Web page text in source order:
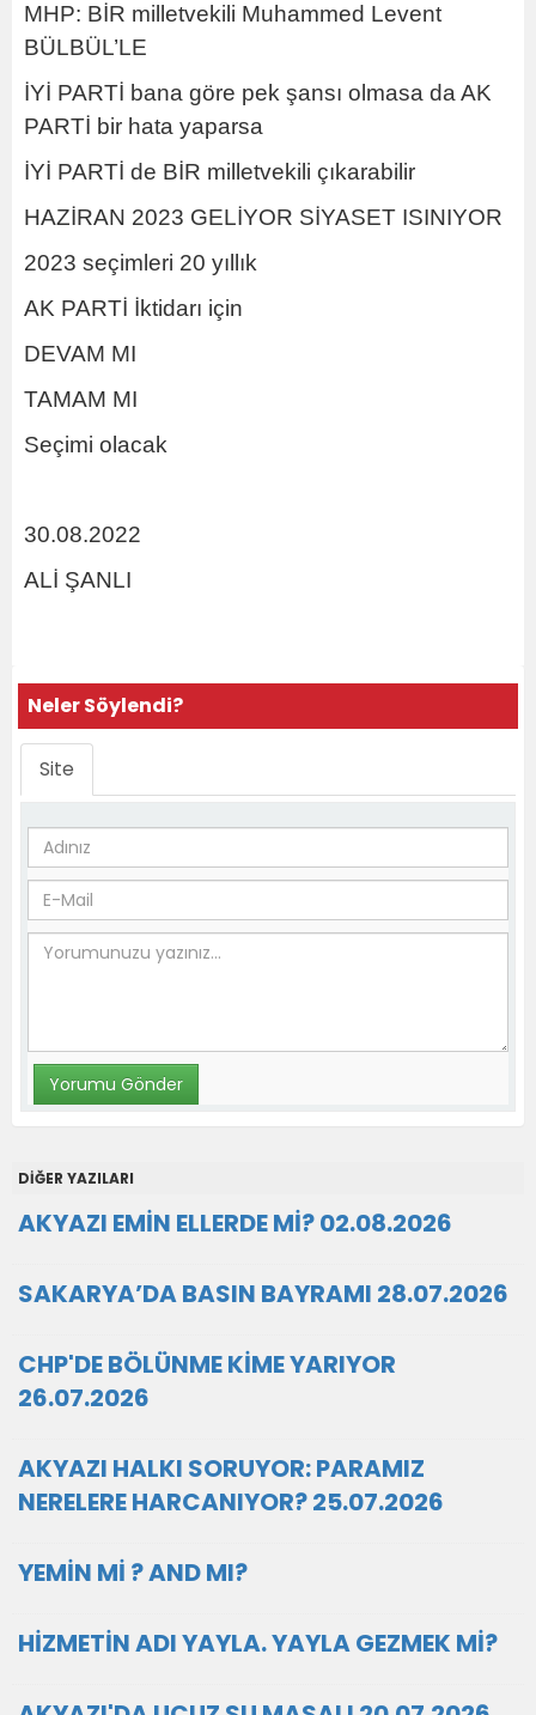
MHP: BİR milletvekili Muhammed Levent
BÜLBÜL’LE
İYİ PARTİ bana göre pek şansı olmasa da AK
PARTİ bir hata yaparsa
İYİ PARTİ de BİR milletvekili çıkarabilir
HAZİRAN 2023 GELİYOR SİYASET ISINIYOR
2023 seçimleri 20 yıllık
AK PARTİ İktidarı için
DEVAM MI
TAMAM MI
Seçimi olacak
30.08.2022
ALİ ŞANLI
Neler Söylendi?
Site
DİĞER YAZILARI
AKYAZI EMİN ELLERDE Mİ? 02.08.2026
SAKARYA’DA BASIN BAYRAMI 28.07.2026
CHP'DE BÖLÜNME KİME YARIYOR
26.07.2026
AKYAZI HALKI SORUYOR: PARAMIZ
NERELERE HARCANIYOR? 25.07.2026
YEMİN Mİ ? AND MI?
HİZMETİN ADI YAYLA. YAYLA GEZMEK Mİ?